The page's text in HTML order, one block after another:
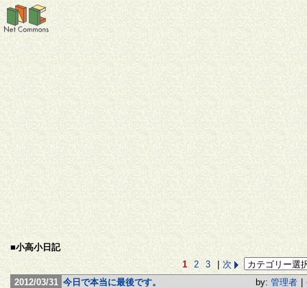
■小高小日記
1
2 3
次
2012/03/31 今日で本当に最後です。 by: 管理者